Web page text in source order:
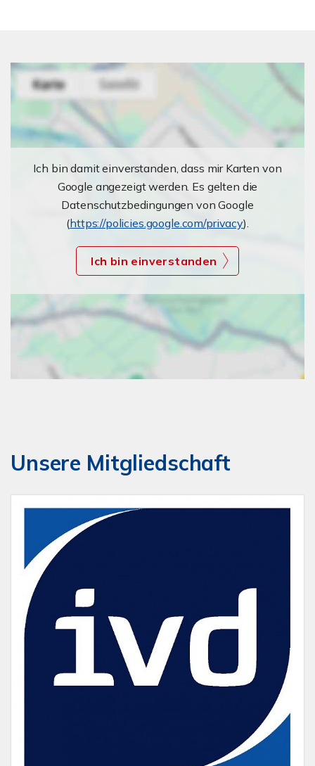
Ich bin damit einverstanden, dass mir Karten von
Google angezeigt werden. Es gelten die
Datenschutzbedingungen von Google
(https://policies.google.com/privacy).
Ich bin einverstanden
Unsere Mitgliedschaft